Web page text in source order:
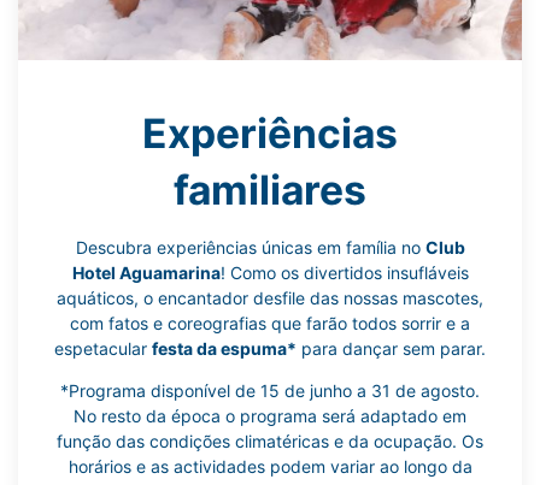
Experiências
familiares
Descubra experiências únicas em família no Club
Hotel Aguamarina! Como os divertidos insufláveis
aquáticos, o encantador desfile das nossas mascotes,
com fatos e coreografias que farão todos sorrir e a
espetacular festa da espuma* para dançar sem parar.
*Programa disponível de 15 de junho a 31 de agosto.
No resto da época o programa será adaptado em
função das condições climatéricas e da ocupação. Os
horários e as actividades podem variar ao longo da